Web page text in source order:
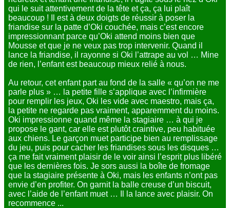
qui le suit attentivement de la tête et ça, ça lui plaît
beaucoup ! Il est à deux doigts de réussir à poser la
friandise sur la patte d’Oki couchée, mais c’est encore
impressionnant parce qu’Oki attend moins bien que
Mousse et que je ne veux pas trop intervenir. Quand il
lance la friandise, il rayonne si Oki l’attrape au vol … Mine
de rien, l’enfant est beaucoup mieux relié à nous.
Au retour, cet enfant part au fond de la salle « qu’on ne me
parle plus » … la petite fille s’applique avec l’infirmière
pour remplir les jeux, Oki les vide avec maestro, mais ça,
la petite ne regarde pas vraiment, apparemment du moins.
Oki impressionne quand même la stagiaire … à qui je
propose le gant, car elle est plutôt craintive, peu habituée
aux chiens. Le garçon muet participe bien au remplissage
du jeu, puis pour cacher les friandises sous les disques …
ça me fait vraiment plaisir de le voir ainsi l’esprit plus libéré
que les dernières fois. Je sors aussi la boîte de fromage
que la stagiaire présente à Oki, mais les enfants n’ont pas
envie d’en profiter. On garnit la balle creuse d’un biscuit,
avec l’aide de l’enfant muet … Il la lance avec plaisir. On
recommence ...